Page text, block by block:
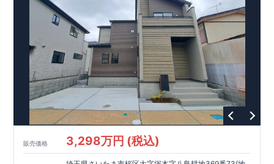
ホテルライクで実用的な洗面空間 （オープンサニタリーirodori
詳細ページへ）
家計にやさしい住宅性能
長期優良住宅 住宅ローン控除額の優遇、 固定資産税の減額期間
延長など 税制面でのメリットが受けられます。
耐震等級 ３ ＋制震ダンパー 建築基準法の1.5倍の耐震性。 地震保
険の割引（最大50％）対象です。
現地のご案内・資料請求 受付中​ ​■完成済みにつき、​実際の
建物・設備・間取りを​ 現地にてご確認いただけます。 ​
TEL
0120-44-1081
（9:30 18:30／火水曜休み）
スマートフォンで見やすい特設サイトはこちら
販売価格 3,298万円 (税込)